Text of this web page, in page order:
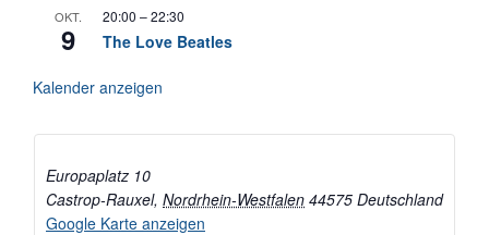
OKT.
9
20:00 –22:30
The Love Beatles
Kalender anzeigen
Europaplatz 10
Castrop-Rauxel, Nordrhein-Westfalen 44575 Deutschland
Google Karte anzeigen